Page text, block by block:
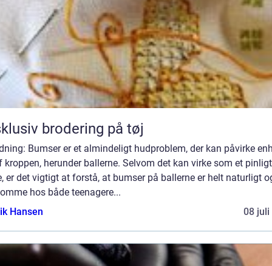
brodering på tøj
Bumser er et almindeligt hudproblem, der kan påvirke
kroppen, herunder ballerne. Selvom det kan virke som et pinligt
er det vigtigt at forstå, at bumser på ballerne er helt naturligt
hos både teenagere...
Hansen
08 juli